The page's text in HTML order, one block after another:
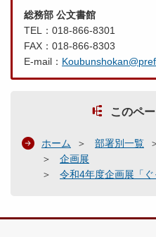
総務部 公文書館
TEL：018-866-8301
FAX：018-866-8303
E-mail：
このペ
ホーム 部署別一覧
企画展
令和4年度企画展「ぐ